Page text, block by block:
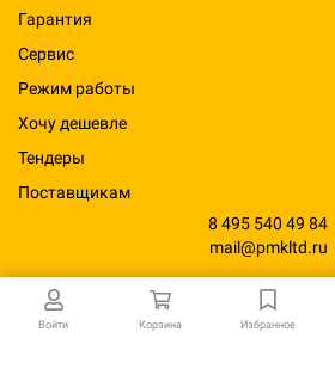
Войти Корзина Избранное
Гарантия
Сервис
Режим работы
Хочу дешевле
Тендеры
Поставщикам
8 495 540 49 84
mail@pmkltd.ru